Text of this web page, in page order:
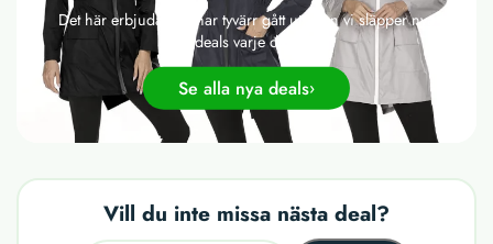
Det här erbjudandet har tyvärr gått ut, men vi släpper nya
deals varje dag!
Se alla nya deals
Vill du inte missa nästa deal?